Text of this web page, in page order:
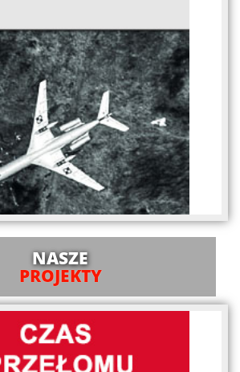
NASZE
PROJEKTY